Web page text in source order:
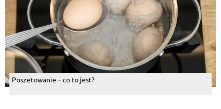
Poszetowanie – co to jest?